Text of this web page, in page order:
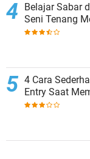
Belajar Sabar
Seni Tenang
4 Cara
Entry Saat